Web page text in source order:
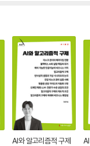
AI와 알고리즘적 구제